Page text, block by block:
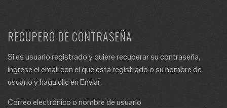
RECUPERO DE CONTRASEÑA
Si es usuario registrado y quiere recuperar su contraseña,
ingrese el email con el que está registrado o su nombre de
usuario y haga clic en Enviar.
Correo electrónico o nombre de usuario